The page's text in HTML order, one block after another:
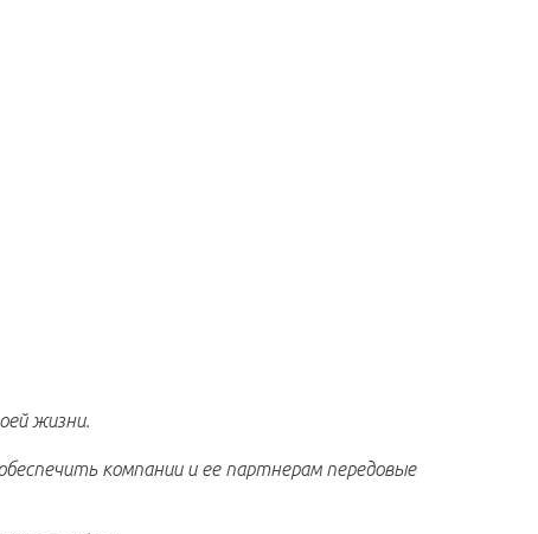
жизни.
компании и ее партнерам передовые